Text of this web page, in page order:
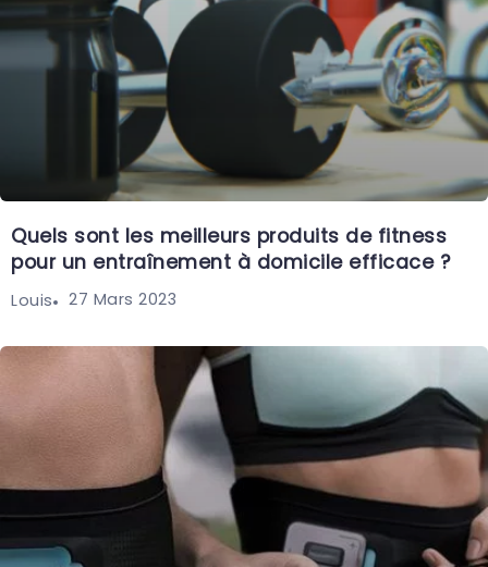
Quels sont les meilleurs produits de fitness
pour un entraînement à domicile efficace ?
Louis 27 Mars 2023